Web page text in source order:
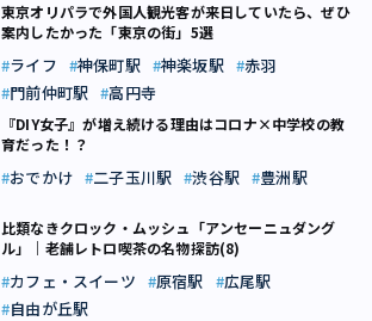
東京オリパラで外国人観光客が来日していたら、ぜひ
案内したかった「東京の街」5選
ライフ 神保町駅 神楽坂駅
赤羽
門前仲町駅
高円寺
『DIY女子』が増え続ける理由はコロナ×中学校の教
育だった！？
おでかけ 二子玉川駅 渋谷駅 豊洲駅
比類なきクロック・ムッシュ「アンセーニュダング
ル」｜老舗レトロ喫茶の名物探訪(8)
カフェ・スイーツ 原宿駅
広尾駅
自由が丘駅